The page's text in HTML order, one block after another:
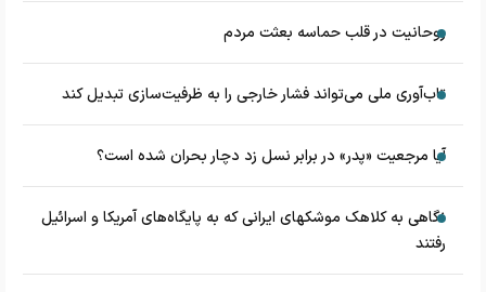
روحانیت در قلب حماسه بعثت مردم
تاب‌آوری ملی می‌تواند فشار خارجی را به ظرفیت‌سازی تبدیل کند
آیا مرجعیت «پدر» در برابر نسل زد دچار بحران شده است؟
نگاهی به کلاهک‎ موشک‎های ایرانی که به پایگاه‌های آمریکا و اسرائیل
رفتند